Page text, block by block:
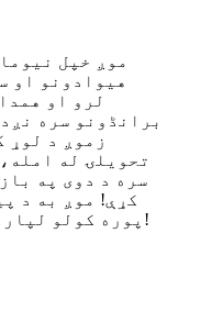
هیوادونو او
برانڈونو سره
زموږ د لوړ
تحویلۍ له
سره د دوی په
کړې! موږ به د
پوره کولو لپاره ځان ښه کولو ته دوام ورکړو!